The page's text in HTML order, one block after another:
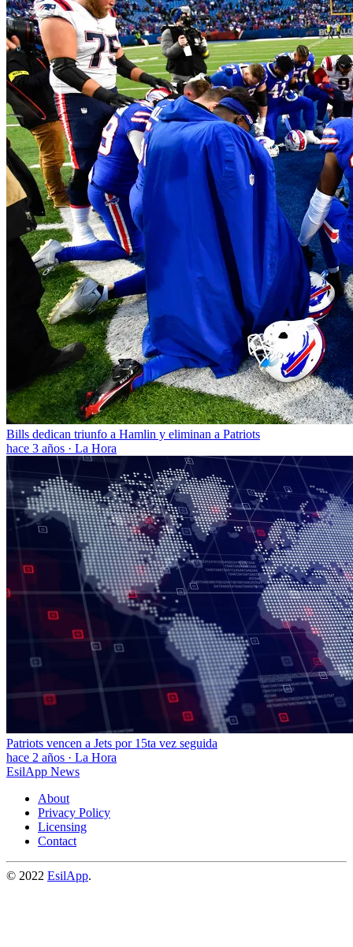
Bills dedican triunfo a Hamlin y eliminan a Patriots
hace 3 años · La Hora
Patriots vencen a Jets por 15ta vez seguida
hace 2 años · La Hora
EsilApp News
About
Privacy Policy
Licensing
Contact
© 2022 EsilApp.